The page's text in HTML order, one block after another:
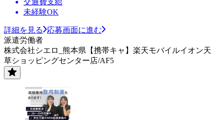
未経験OK
詳細を見る
応募画面に進む
派遣労働者
株式会社シエロ_熊本県【携帯キャ】楽天モバイルイオン天
草ショッピングセンター店/AF5